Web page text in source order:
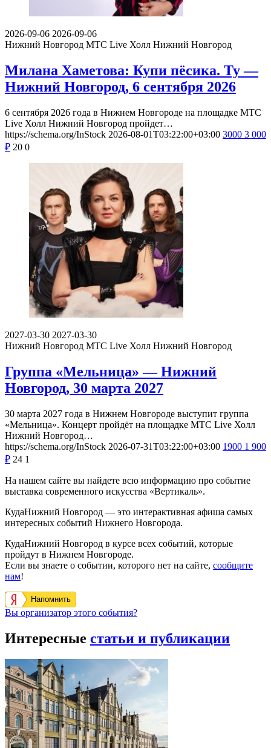
2026-09-06 2026-09-06
Нижний Новгород МТС Live Холл Нижний Новгород
Милана Хаметова: Купи пёсика. Ту —
Нижний Новгород, 6 сентября 2026
6 сентября 2026 года в Нижнем Новгороде на площадке МТС
Live Холл Нижний Новгород пройдет…
https://schema.org/InStock 2026-08-01T03:22:00+03:00 3000 3 000
₽ 20 0
2027-03-30 2027-03-30
Нижний Новгород МТС Live Холл Нижний Новгород
Группа «Мельница» — Нижний
Новгород, 30 марта 2027
30 марта 2027 года в Нижнем Новгороде выступит группа
«Мельница». Концерт пройдёт на площадке МТС Live Холл
Нижний Новгород…
https://schema.org/InStock 2026-07-31T03:22:00+03:00 1900 1 900
₽ 24 1
На нашем сайте вы найдете всю информацию про событие
выставка современного искусства «Вертикаль».
КудаНижний Новгород — это интерактивная афиша самых
интересных событий Нижнего Новгорода.
КудаНижний Новгород в курсе всех событий, которые
пройдут в Нижнем Новгороде.
Если вы знаете о событии, которого нет на сайте, сообщите
нам!
Напомнить
Вы организатор этого события?
Интересные статьи и публикации